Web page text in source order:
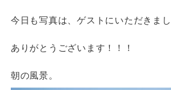
今日も写真は、ゲストにいただきまし
ありがとうございます！！！
朝の風景。